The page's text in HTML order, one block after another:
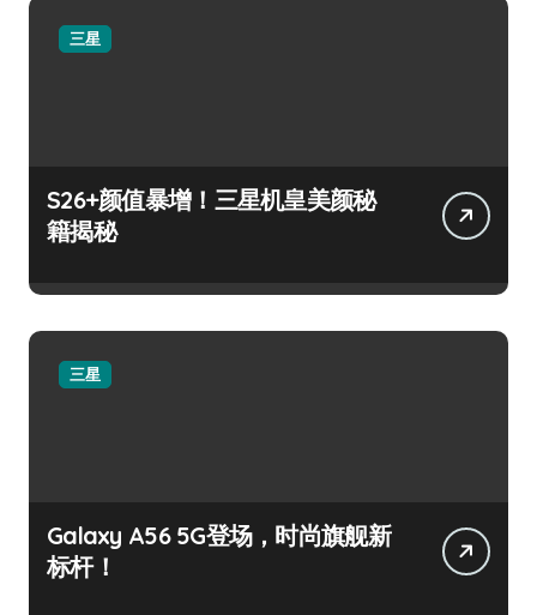
三星
S26+颜值暴增！三星机皇美颜秘
籍揭秘
三星
Galaxy A56 5G登场，时尚旗舰新
标杆！